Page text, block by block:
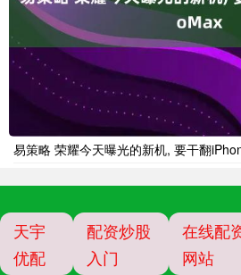
易策略 荣耀今天曝光的新机, 要干翻
天宇
优配
配资炒股
入门
在线配
网站